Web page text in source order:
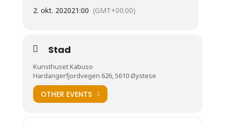
2. okt. 202021:00 (GMT+00:00)
Stad
Kunsthuset Kabuso
Hardangerfjordvegen 626, 5610 Øystese
OTHER EVENTS